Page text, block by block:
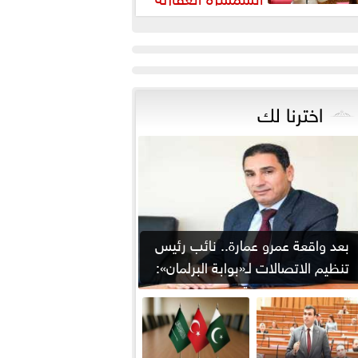
لضبط السوق وحماية
اخترنا لك
بعد واقعة عمرو عمارة.. نائب رئيس
تنظيم الاتصالات لـ«بوابة البرلمان»:
من يوقع...